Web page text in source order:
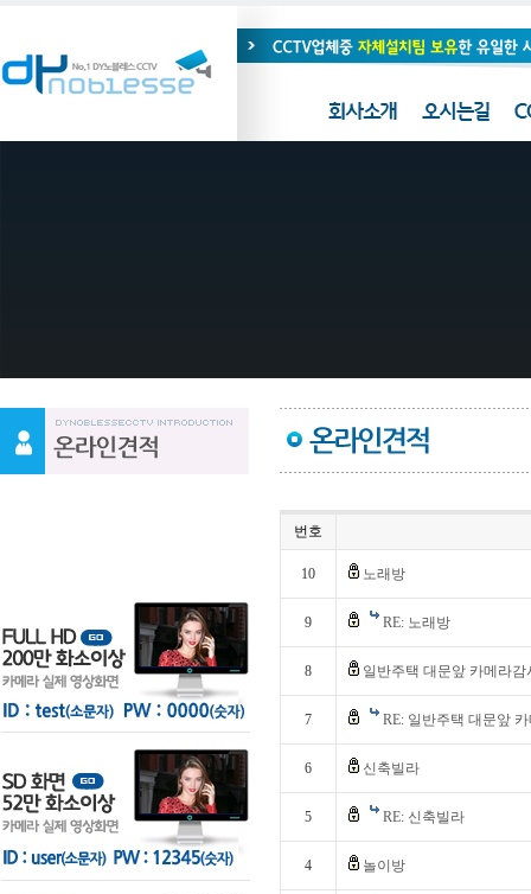
번호
10 노래방
9 RE: 노래방
8 일반주택 대문앞 카메라감
7 RE: 일반주택 대문앞
6 신축빌라
5 RE: 신축빌라
4 놀이방